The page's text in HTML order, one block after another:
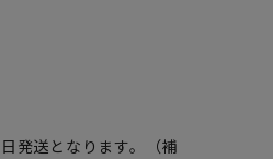
発送となります。（補